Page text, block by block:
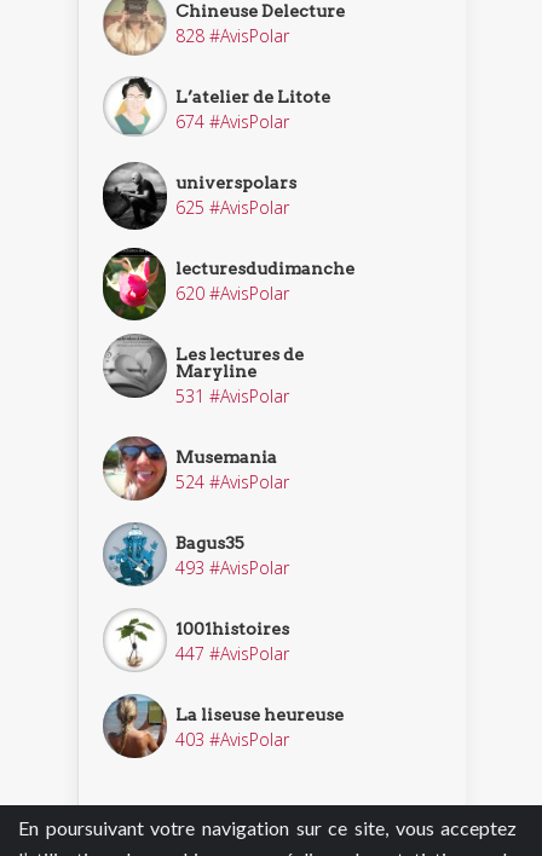
En poursuivant votre navigation sur ce site, vous acceptez
Chineuse Delecture
828 #AvisPolar
L’atelier de Litote
674 #AvisPolar
universpolars
625 #AvisPolar
lecturesdudimanche
620 #AvisPolar
Les lectures de
Maryline
531 #AvisPolar
Musemania
524 #AvisPolar
Bagus35
493 #AvisPolar
1001histoires
447 #AvisPolar
La liseuse heureuse
403 #AvisPolar
Découvrir nos enquêteurs